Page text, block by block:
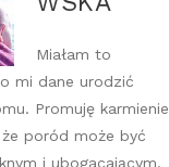
Miałam to
mi dane urodzić
Promuję karmienie
poród może być
i ubogacającym.